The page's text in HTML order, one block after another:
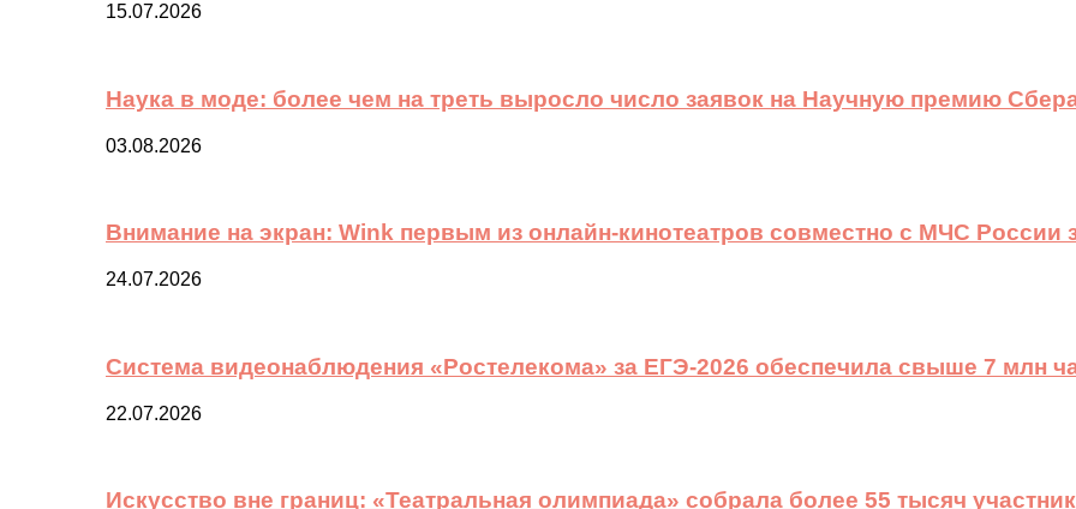
15.07.2026
Наука в моде: более чем на треть выросло число заявок на Научную премию
03.08.2026
Внимание на экран: Wink первым из онлайн-кинотеатров совместно с МЧС России
24.07.2026
Система видеонаблюдения «Ростелекома» за ЕГЭ-2026 обеспечила свыше 7 млн
22.07.2026
Искусство вне границ: «Театральная олимпиада» собрала более 55 тысяч